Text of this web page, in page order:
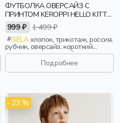
ФУТБОЛКА ОВЕРСАЙЗ С
ПРИНТОМ KEROPPI HELLO KITTY
ДЛЯ МАЛЬЧИКОВ
999 ₽ 1 499 ₽
SELAхлопок, трикотаж, россия,
рубчик, оверсайз, короткий
рукав, короткие, свободные,
принт, вырез, круглый вырез,
мальчики, детиПодробнее
- 23 %